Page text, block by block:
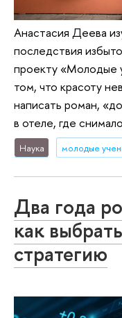
Анастасия Деева
последствия
проекту «Молодые
том, что красоту
написать роман,
в отеле, где
Наука молодые
Два года
как
стратегию